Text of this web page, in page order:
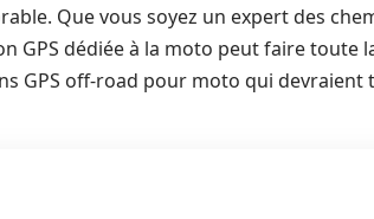
Que vous soyez un expert des
GPS dédiée à la moto peut faire toute
GPS off-road pour moto qui